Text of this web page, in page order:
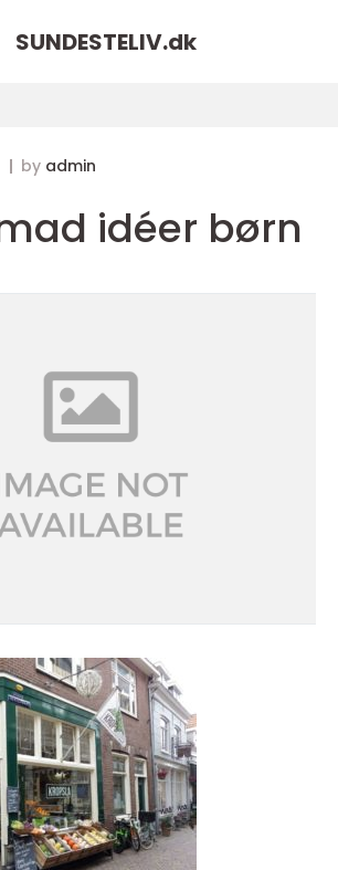
SUNDESTELIV.dk
by admin
idéer børn